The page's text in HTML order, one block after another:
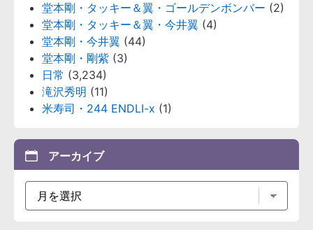
堂本剛・タッキー＆翼・ゴールデンボンバー (2)
堂本剛・タッキー＆翼・今井翼 (4)
堂本剛・今井翼 (44)
堂本剛・剛紫 (3)
日常 (3,234)
滝沢秀明 (11)
米寿司・244 ENDLI-x (1)
アーカイブ